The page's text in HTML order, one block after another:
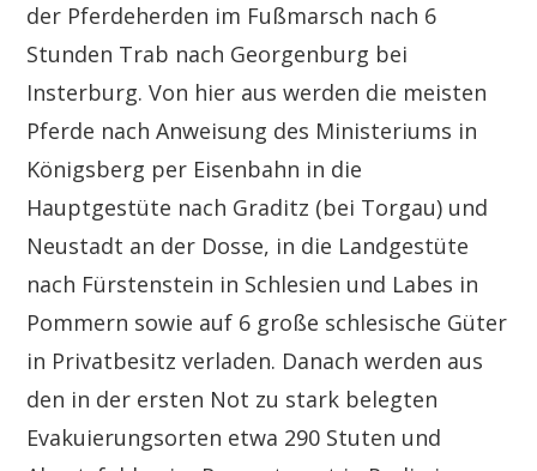
der Pferdeherden im Fußmarsch nach 6
Stunden Trab nach Georgenburg bei
Insterburg. Von hier aus werden die meisten
Pferde nach Anweisung des Ministeriums in
Königsberg per Eisenbahn in die
Hauptgestüte nach Graditz (bei Torgau) und
Neustadt an der Dosse, in die Landgestüte
nach Fürstenstein in Schlesien und Labes in
Pommern sowie auf 6 große schlesische Güter
in Privatbesitz verladen. Danach werden aus
den in der ersten Not zu stark belegten
Evakuierungsorten etwa 290 Stuten und